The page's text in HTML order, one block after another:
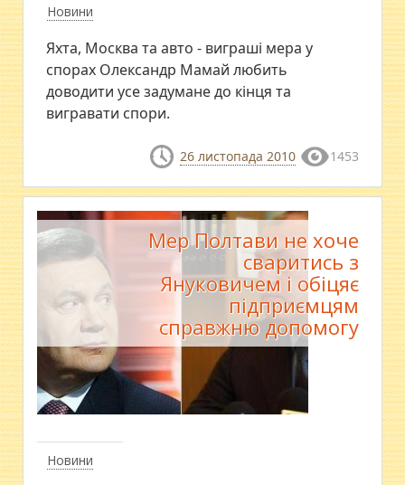
Новини
Яхта, Москва та авто - виграші мера у
спорах Олександр Мамай любить
доводити усе задумане до кінця та
вигравати спори.
26 листопада 2010 1453
Новини
Мер Полтави не хоче
сваритись з
Януковичем і обіцяє
підприємцям
справжню допомогу